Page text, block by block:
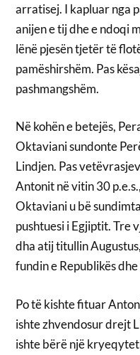
arratisej. I kapluar nga
anijen e tij dhe e ndoqi
lënë pjesën tjetër të
pamëshirshëm. Pas
pashmangshëm.
Në kohën e betejës,
Oktaviani sundonte
Lindjen. Pas
Antonit në vitin 30
Oktaviani u bë
pushtuesi i Egjiptit. Tre
dha atij titullin
fundin e Republikës
Po të kishte fituar
ishte zhvendosur drejt
ishte bërë një